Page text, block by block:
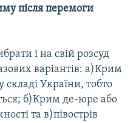
після перемоги
і на свій розсуд
варіантів: а)Крим
України, тобто
б)Крим де-юре або
та в)півострів